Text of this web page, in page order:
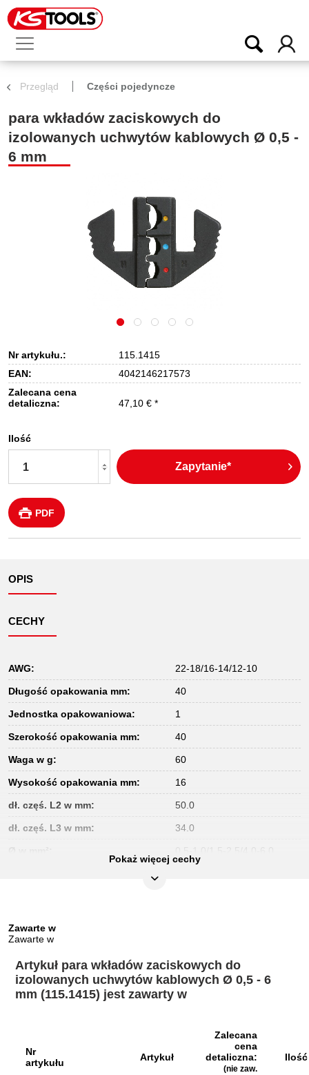
Przegląd Części pojedyncze
para wkładów zaciskowych do
izolowanych uchwytów kablowych Ø 0,5 -
6 mm
Nr artykułu.:
115.1415
EAN:
4042146217573
Zalecana cena
detaliczna:
47,10 € *
Ilość
Zapytanie*
PDF
OPIS
CECHY
AWG: 22-18/16-14/12-10
Długość opakowania mm: 40
Jednostka opakowaniowa: 1
Szerokość opakowania mm: 40
Waga w g: 60
Wysokość opakowania mm: 16
dł. częś. L2 w mm: 50.0
dł. częś. L3 w mm: 34.0
Pokaż więcej cechy
Zawarte w
Zawarte w
Artykuł para wkładów zaciskowych do
izolowanych uchwytów kablowych Ø 0,5 - 6
mm (115.1415) jest zawarty w
Nr
artykułu
Artykuł
Zalecana
cena
detaliczna:
(nie zaw.
Ilość